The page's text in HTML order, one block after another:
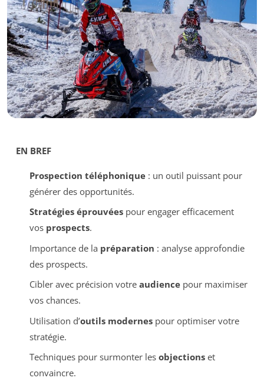
EN BREF
Prospection téléphonique: un outil puissant pour
générer des opportunités.
Stratégies éprouvéespour engager efficacement
vos prospects.
Importance de la préparation : analyse approfondie
des prospects.
Cibler avec précision votre audiencepour maximiser
vos chances.
Utilisation d’outils modernespour optimiser votre
stratégie.
Techniques pour surmonter les objectionset
convaincre.